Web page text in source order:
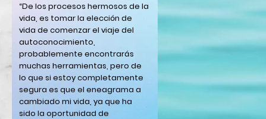
“De los procesos hermosos de la
vida, es tomar la elección de
vida de comenzar el viaje del
autoconocimiento,
probablemente encontrarás
muchas herramientas, pero de
lo que si estoy completamente
segura es que el eneagrama a
cambiado mi vida, ya que ha
sido la oportunidad de